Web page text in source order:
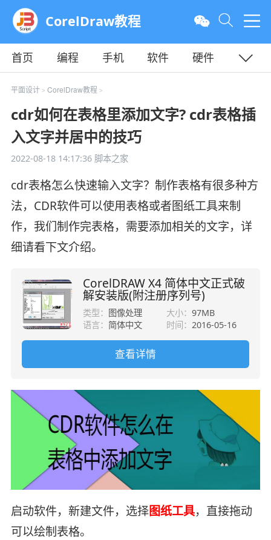
CorelDraw教程
首页 编程 手机 软件
硬件
教程
平面 服务器
平面设计> CorelDraw教程 >
cdr如何在表格里添加文字? cdr表格插
入文字并居中的技巧
2022-08-18 14:17:36脚本之家
cdr表格怎么快速输入文字？制作表格有很多种方
法，CDR软件可以使用表格或者图纸工具来制
作，我们制作完表格，需要添加相关的文字，详
细请看下文介绍。
CorelDRAW X4 简体中文正式破
解安装版(附注册序列号)
类型： 图像处理 大小： 97MB
语言： 简体中文 时间： 2016-05-16
查看详情
启动软件，新建文件，选择图纸工具，直接拖动
可以绘制表格。